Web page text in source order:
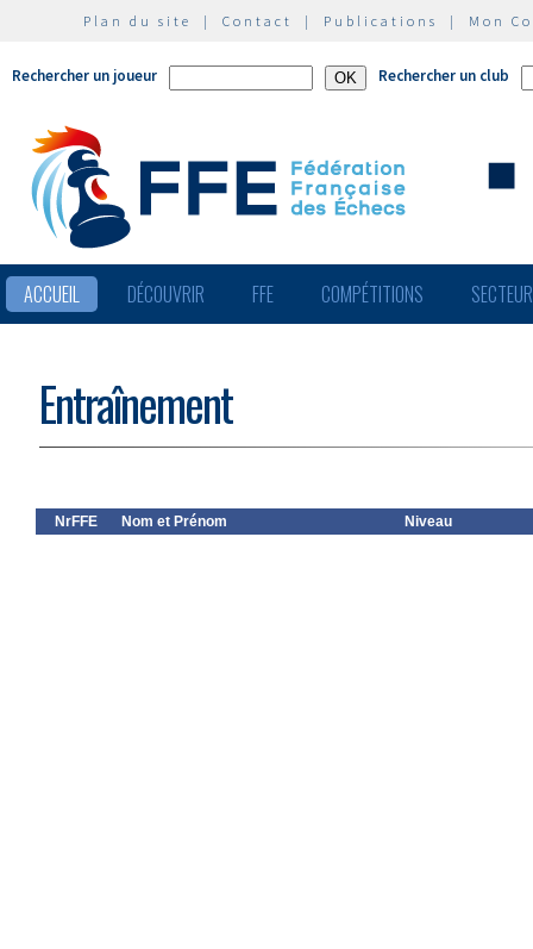
Plan du site | Contact | Publications | Mon
Rechercher un joueur Rechercher un club
ACCUEIL DÉCOUVRIR FFE COMPÉTITIONS
Entraînement
NrFFE Nom et Prénom Niveau